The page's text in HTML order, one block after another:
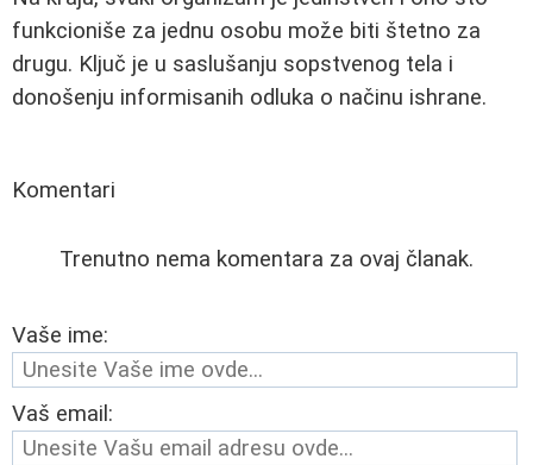
funkcioniše za jednu osobu može biti štetno za
drugu. Ključ je u saslušanju sopstvenog tela i
donošenju informisanih odluka o načinu ishrane.
Komentari
Trenutno nema komentara za ovaj članak.
Vaše ime:
Vaš email: